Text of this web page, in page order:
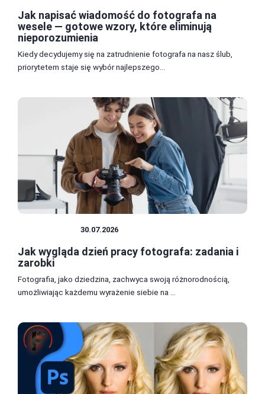
Jak napisać wiadomość do fotografa na
wesele — gotowe wzory, które eliminują
nieporozumienia
Kiedy decydujemy się na zatrudnienie fotografa na nasz ślub,
priorytetem staje się wybór najlepszego...
30.07.2026
Jak wygląda dzień pracy fotografa: zadania i
zarobki
Fotografia, jako dziedzina, zachwyca swoją różnorodnością,
umożliwiając każdemu wyrażenie siebie na ...